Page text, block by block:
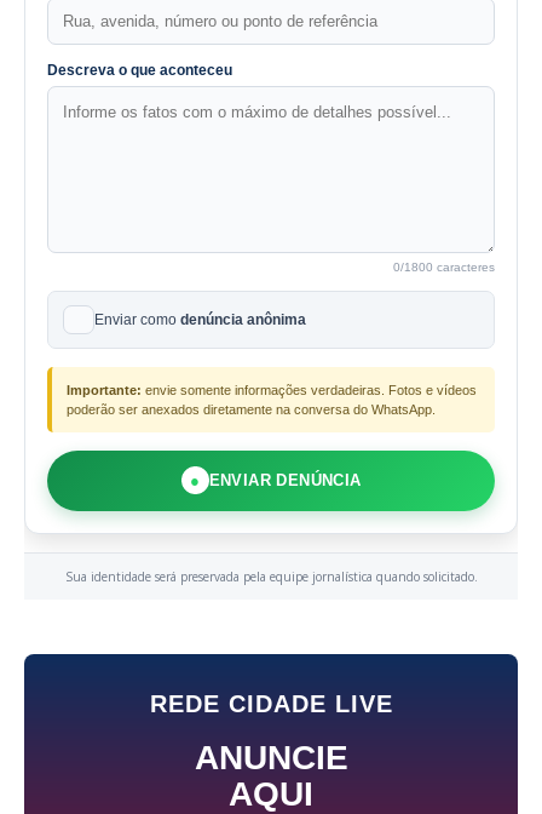
Descreva o que aconteceu
0/1800 caracteres
Enviar como denúncia anônima
Importante: envie somente informações verdadeiras. Fotos e vídeos
poderão ser anexados diretamente na conversa do WhatsApp.
● ENVIAR DENÚNCIA
Sua identidade será preservada pela equipe jornalística quando solicitado.
REDE CIDADE LIVE
ANUNCIE
AQUI